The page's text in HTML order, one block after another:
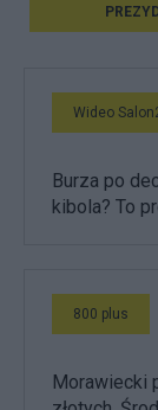
Wideo
Burza po
kibola? To
800 plus
Morawiecki